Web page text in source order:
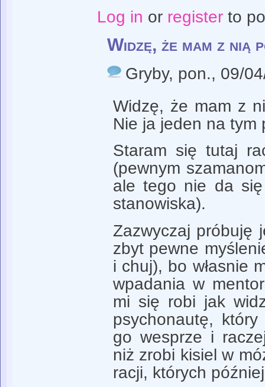
Log in or registerto
Widzę, że mam z nią
Gryby, pon., 09/
Widzę, że mam z
Nie ja jeden na tym
Staram się tutaj
(pewnym
ale tego nie da się
stanowiska).
Zazwyczaj próbuję
zbyt pewne
i chuj), bo własnie
wpadania w
mi się robi jak
psychonautę,
go wesprze i
niż zrobi kisiel w
racji, których